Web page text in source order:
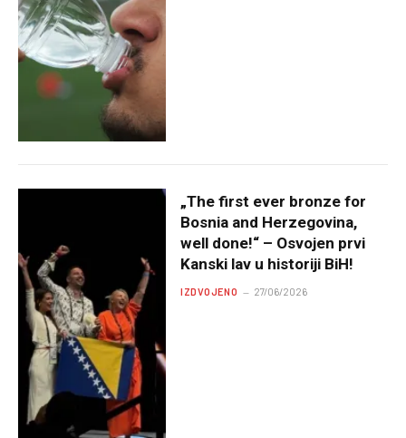
„The first ever bronze for
Bosnia and Herzegovina,
well done!“ – Osvojen prvi
Kanski lav u historiji BiH!
IZDVOJENO 27/06/2026